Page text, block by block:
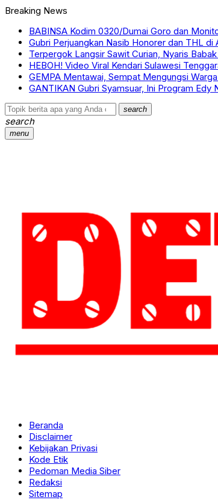
Breaking News
BABINSA Kodim 0320/Dumai Goro dan
Gubri Perjuangkan Nasib Honorer dan THL di
Terpergok Langsir Sawit Curian, Nyaris
HEBOH! Video Viral Kendari Sulawesi
GEMPA Mentawai, Sempat Mengungsi
GANTIKAN Gubri Syamsuar, Ini Program Edy
search
search
menu
Beranda
Disclaimer
Kebijakan Privasi
Kode Etik
Pedoman Media Siber
Redaksi
Sitemap